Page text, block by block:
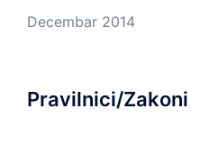
Decembar 2014
Pravilnici/Zakoni